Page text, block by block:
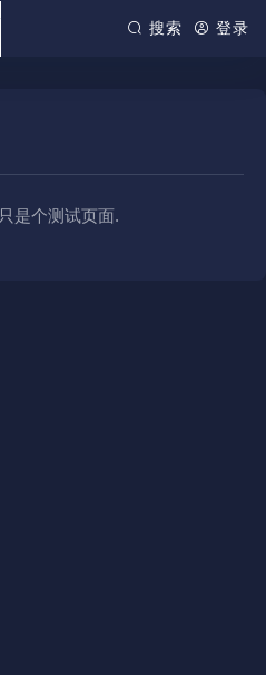
搜索 登录
是个测试页面.